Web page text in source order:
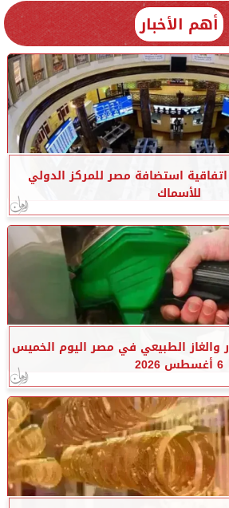
أهم الأخبار
استضافة مصر للمركز الدولي
للأسماك
والغاز الطبيعي في مصر اليوم الخميس
6 أغسطس 2026